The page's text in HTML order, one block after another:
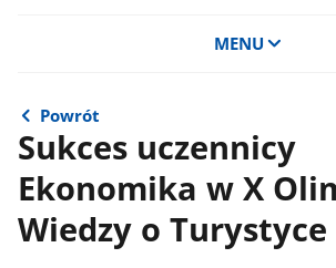
MENU
Powrót
Sukces uczennicy
Ekonomika w X
Wiedzy o Turystyce